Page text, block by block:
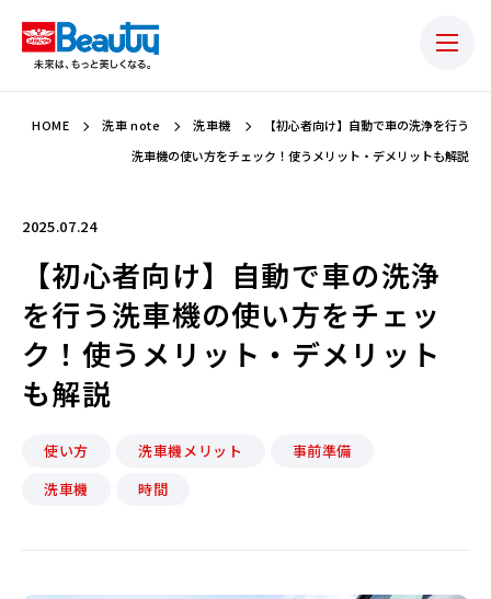
HOME 洗車 note 洗車機
【初心者向け】自動で車の洗浄を行う
洗車機の使い方をチェック！使うメリット・デメリットも解説
2025.07.24
【初心者向け】自動で車の洗浄
を行う洗車機の使い方をチェッ
ク！使うメリット・デメリット
も解説
使い方 洗車機メリット
事前準備
洗車機
時間